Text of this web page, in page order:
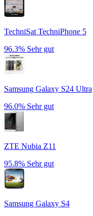
TechniSat TechniPhone 5
96.3% Sehr gut
Samsung Galaxy S24 Ultra
96.0% Sehr gut
ZTE Nubia Z11
95.8% Sehr gut
Samsung Galaxy S4